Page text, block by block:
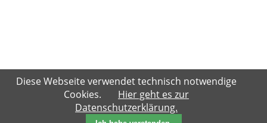
Diese Webseite verwendet technisch notwendige
Cookies.
Hier geht es zur
Datenschutzerklärung.